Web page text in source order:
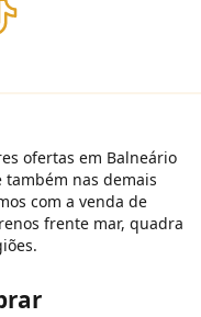
ofertas em Balneário
também nas demais
com a venda de
frente mar, quadra